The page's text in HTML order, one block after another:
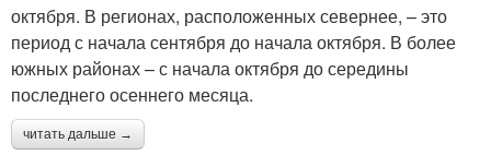
октября. В регионах, расположенных севернее, – это
период с начала сентября до начала октября. В более
южных районах – с начала октября до середины
последнего осеннего месяца.
читать дальше →